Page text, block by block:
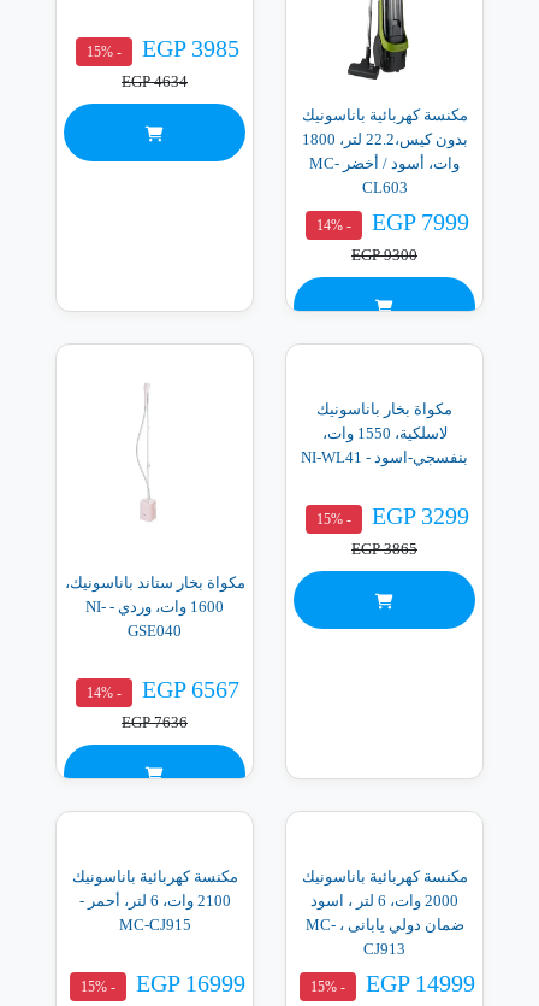
مكنسة كهربائية باناسونيك
بدون كيس،22.2 لتر، 1800
وات، أسود / أخضر MC-
CL603
EGP 7999
- 14%
EGP 9300
EGP 3985
- 15%
EGP 4634
مكواة بخار باناسونيك
لاسلكية، 1550 وات،
بنفسجي-اسود - NI-WL41
EGP 3299
- 15%
EGP 3865
مكواة بخار ستاند باناسونيك،
1600 وات، وردي - NI-
GSE040
EGP 6567
- 14%
EGP 7636
مكنسة كهربائية باناسونيك
2000 وات، 6 لتر ، اسود
ضمان دولي يابانى ، MC-
CJ913
EGP 14999
- 15%
مكنسة كهربائية باناسونيك
2100 وات، 6 لتر، أحمر -
MC-CJ915
EGP 16999
- 15%